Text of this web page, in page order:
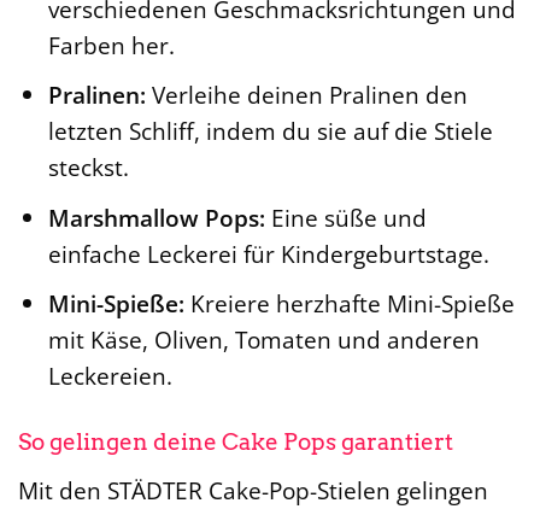
verschiedenen Geschmacksrichtungen und
Farben her.
Pralinen: Verleihe deinen Pralinen den
letzten Schliff, indem du sie auf die Stiele
steckst.
Marshmallow Pops: Eine süße und
einfache Leckerei für Kindergeburtstage.
Mini-Spieße: Kreiere herzhafte Mini-Spieße
mit Käse, Oliven, Tomaten und anderen
Leckereien.
So gelingen deine Cake Pops garantiert
Mit den STÄDTER Cake-Pop-Stielen gelingen